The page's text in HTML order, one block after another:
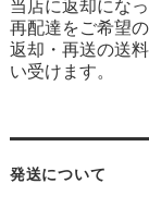
当店に返却にな
再配達をご希望の
返却・再送の送
い受けます。
発送について